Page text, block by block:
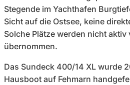
Stegende im Yachthafen
Sicht auf die Ostsee, keine
Solche Plätze werden nicht aktiv
übernommen.
Das Sundeck 400/14 XL wurde
Hausboot auf Fehmarn